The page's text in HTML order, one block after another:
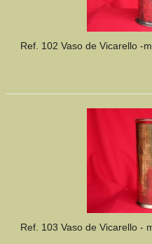
Ref. 102 Vaso de Vicarello -
Ref. 103 Vaso de Vicarello -